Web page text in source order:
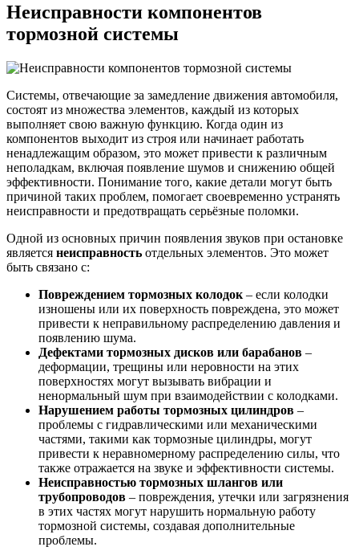
Неисправности компонентов
тормозной системы
Системы, отвечающие за замедление движения автомобиля,
состоят из множества элементов, каждый из которых
выполняет свою важную функцию. Когда один из
компонентов выходит из строя или начинает работать
ненадлежащим образом, это может привести к различным
неполадкам, включая появление шумов и снижению общей
эффективности. Понимание того, какие детали могут быть
причиной таких проблем, помогает своевременно устранять
неисправности и предотвращать серьёзные поломки.
Одной из основных причин появления звуков при остановке
является неисправность отдельных элементов. Это может
быть связано с:
Повреждением тормозных колодок – если колодки
изношены или их поверхность повреждена, это может
привести к неправильному распределению давления и
появлению шума.
Дефектами тормозных дисков или барабанов –
деформации, трещины или неровности на этих
поверхностях могут вызывать вибрации и
ненормальный шум при взаимодействии с колодками.
Нарушением работы тормозных цилиндров –
проблемы с гидравлическими или механическими
частями, такими как тормозные цилиндры, могут
привести к неравномерному распределению силы, что
также отражается на звуке и эффективности системы.
Неисправностью тормозных шлангов или
трубопроводов – повреждения, утечки или загрязнения
в этих частях могут нарушить нормальную работу
тормозной системы, создавая дополнительные
проблемы.